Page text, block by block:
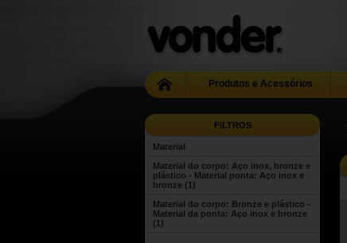
Produtos e Acessórios
FILTROS
Material
Material do corpo: Aço inox, bronze e
plástico - Material ponta: Aço inox e
bronze (1)
Material do corpo: Bronze e plástico -
Material da ponta: Aço inox e bronze
(1)